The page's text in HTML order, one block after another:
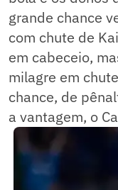
grande chance
com chute de
em cabeceio,
milagre em
chance, de
a vantagem, o